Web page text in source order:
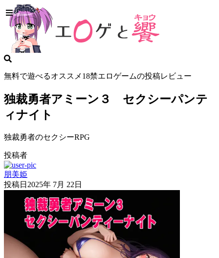
無料で遊べるオススメ18禁エロゲームの投稿レビュー
独裁勇者アミーン３ セクシーパンテ
ィナイト
独裁勇者のセクシーRPG
投稿者
朋美姫
投稿日 2025年 7月 22日